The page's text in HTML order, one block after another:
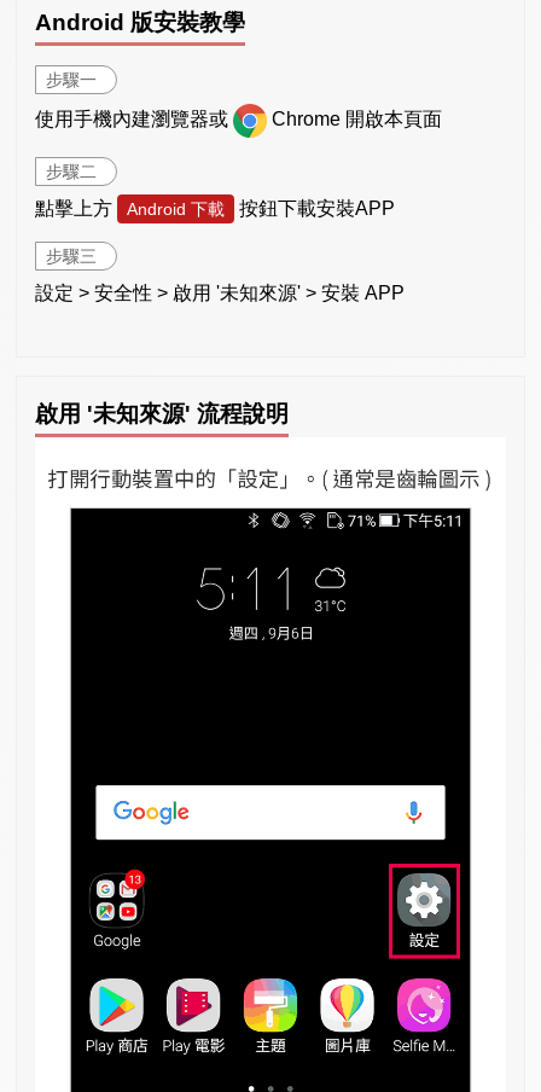
Android 版安裝教學
步驟一
使用手機內建瀏覽器或 Chrome 開啟本頁面
步驟二
點擊上方 Android 下載 按鈕下載安裝APP
步驟三
設定 > 安全性 > 啟用 '未知來源' > 安裝 APP
啟用 '未知來源' 流程說明